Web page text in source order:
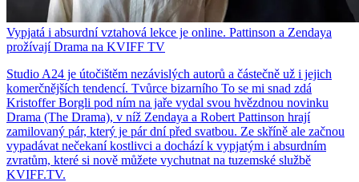
Vypjatá i absurdní vztahová lekce je online. Pattinson a Zendaya
prožívají Drama na KVIFF TV
Studio A24 je útočištěm nezávislých autorů a částečně už i jejich
komerčnějších tendencí. Tvůrce bizarního To se mi snad zdá
Kristoffer Borgli pod ním na jaře vydal svou hvězdnou novinku
Drama (The Drama), v níž Zendaya a Robert Pattinson hrají
zamilovaný pár, který je pár dní před svatbou. Ze skříně ale začnou
vypadávat nečekaní kostlivci a dochází k vypjatým i absurdním
zvratům, které si nově můžete vychutnat na tuzemské službě
KVIFF.TV.